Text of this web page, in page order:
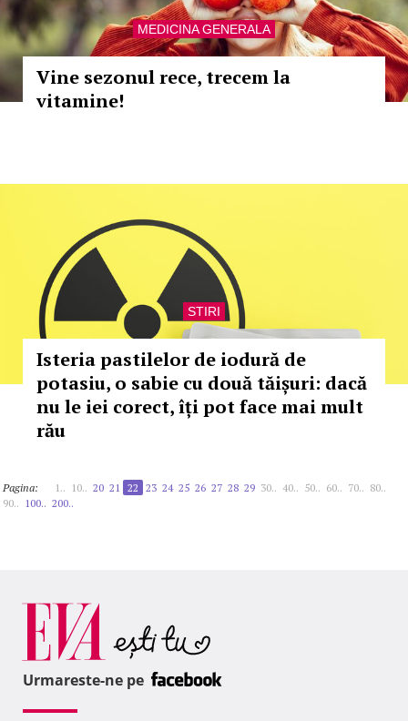
MEDICINA GENERALA
Vine sezonul rece, trecem la
vitamine!
STIRI
Isteria pastilelor de iodură de
potasiu, o sabie cu două tăișuri: dacă
nu le iei corect, îți pot face mai mult
rău
Pagina: 1.. 10.. 20 21 22 23 24 25 26 27 28 29 30.. 40.. 50.. 60.. 70.. 80..
90.. 100.. 200..
Urmareste-ne pe